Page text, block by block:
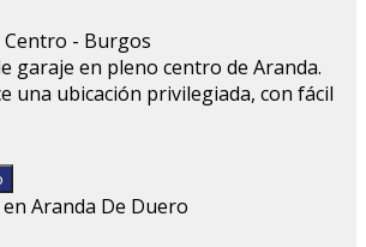
- Burgos
garaje en pleno centro de Aranda.
una ubicación privilegiada, con fácil